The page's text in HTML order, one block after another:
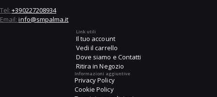
Tel:+390227208934
Email:info@smpalma.it
Link utili
Il tuo account
Vedi il carrello
Dove siamo e Contatti
Ritira in Negozio
Informazioni aggiuntive
Privacy Policy
Cookie Policy